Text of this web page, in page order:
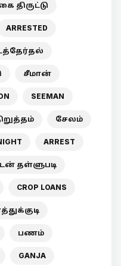
திருட்டு
ARRESTED
சீமான்
SEEMAN
சேலம்
ARREST
தள்ளுபடி
CROP LOANS
பணம்
GANJA